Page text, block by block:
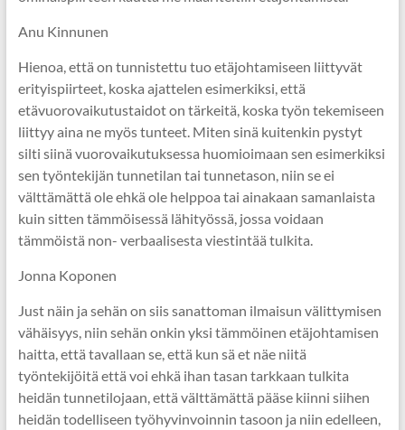
Anu Kinnunen
Hienoa, että on tunnistettu tuo etäjohtamiseen liittyvät
erityispiirteet, koska ajattelen esimerkiksi, että
etävuorovaikutustaidot on tärkeitä, koska työn tekemiseen
liittyy aina ne myös tunteet. Miten sinä kuitenkin pystyt
silti siinä vuorovaikutuksessa huomioimaan sen esimerkiksi
sen työntekijän tunnetilan tai tunnetason, niin se ei
välttämättä ole ehkä ole helppoa tai ainakaan samanlaista
kuin sitten tämmöisessä lähityössä, jossa voidaan
tämmöistä non- verbaalisesta viestintää tulkita.
Jonna Koponen
Just näin ja sehän on siis sanattoman ilmaisun välittymisen
vähäisyys, niin sehän onkin yksi tämmöinen etäjohtamisen
haitta, että tavallaan se, että kun sä et näe niitä
työntekijöitä että voi ehkä ihan tasan tarkkaan tulkita
heidän tunnetilojaan, että välttämättä pääse kiinni siihen
heidän todelliseen työhyvinvoinnin tasoon ja niin edelleen,